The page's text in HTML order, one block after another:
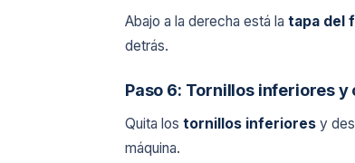
Abajo a la derecha está la tapa del
detrás.
Paso 6: Tornillos inferiores y
Quita los tornillos inferiores y
máquina.